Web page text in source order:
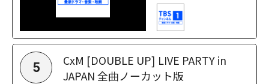
5
CxM [DOUBLE UP] LIVE PARTY in
JAPAN 全曲ノーカット版